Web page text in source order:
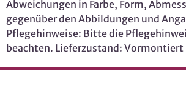
Abweichungen in Farbe, Form,
gegenüber den Abbildungen und
Pflegehinweise: Bitte die
beachten. Lieferzustand: Vormontiert